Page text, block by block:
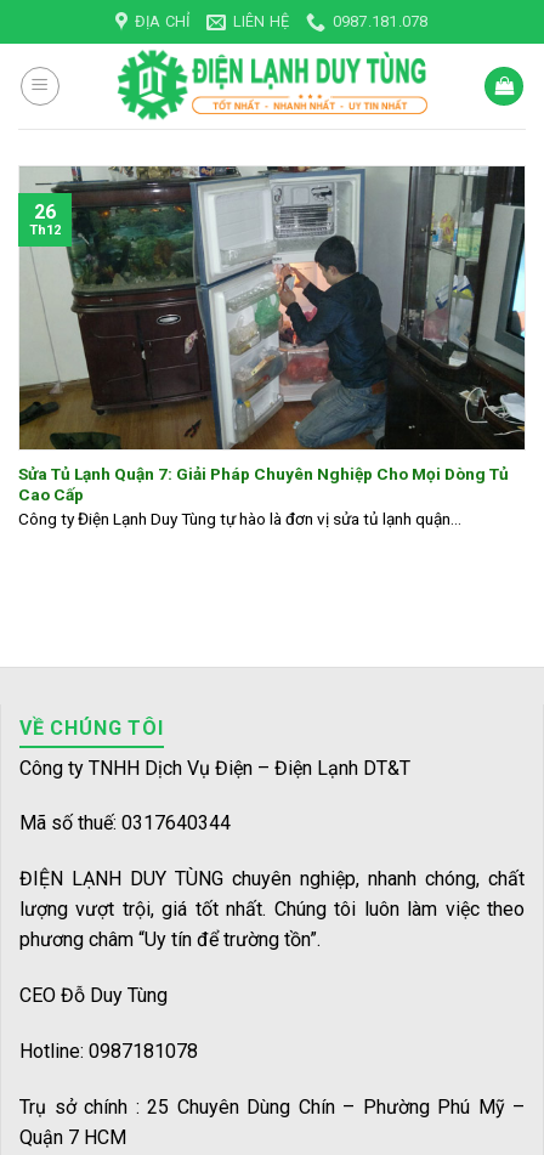
to
content
ĐỊA CHỈ LIÊN HỆ 0987.181.078
Sửa Tủ Lạnh Quận 7: Giải Pháp Chuyên Nghiệp Cho Mọi Dòng Tủ
Cao Cấp
Công ty Điện Lạnh Duy Tùng tự hào là đơn vị sửa tủ lạnh quận...
26
Th12
VỀ CHÚNG TÔI
Công ty TNHH Dịch Vụ Điện – Điện Lạnh DT&T
Mã số thuế: 0317640344
ĐIỆN LẠNH DUY TÙNG chuyên nghiệp, nhanh chóng, chất
lượng vượt trội, giá tốt nhất. Chúng tôi luôn làm việc theo
phương châm “Uy tín để trường tồn”.
CEO Đỗ Duy Tùng
Hotline: 0987181078
Trụ sở chính : 25 Chuyên Dùng Chín – Phường Phú Mỹ –
Quận 7 HCM